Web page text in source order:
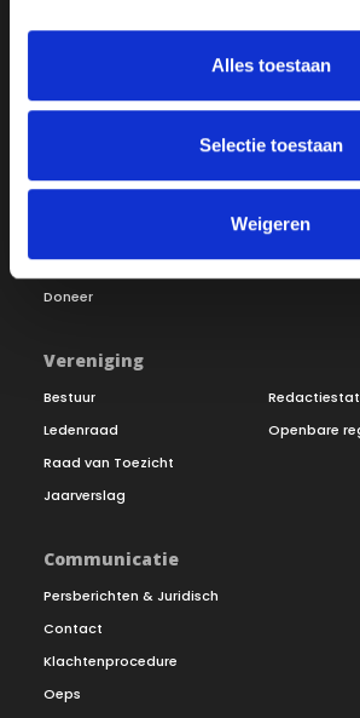
Alles toestaan
Selectie toestaan
Weigeren
Inloggen
Doneer
Vacatures
Vereniging
Bestuur
Ledenraad
Raad van Toezicht
Jaarverslag
Openbare
Communicatie
Persberichten & Juridisch
Contact
Klachtenprocedure
Oeps